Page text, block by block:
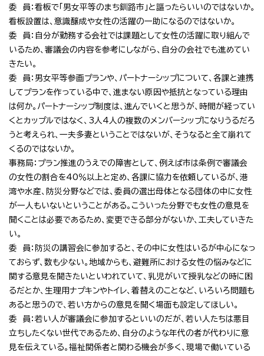
委 員：看板で「男女平等のまち釧路市」と謳ったらいいのではないか。
看板設置は、意識醸成や女性の活躍の一助になるのではないか。
委 員：自分が勤務する会社では課題として女性の活躍に取り組んで
いるため、審議会の内容を参考にしながら、自分の会社でも進めてい
きたい。
委 員：男女平等参画プランや、パートナーシップについて、各課と連携
してプランを作っている中で、進まない原因や抵抗となっている理由
は何か。パートナーシップ制度は、進んでいくと思うが、時間が経ってい
くとカップルではなく、3人4人の複数のメンバーシップになりうるだろ
うと考えられ、一夫多妻ということではないが、そうなると全て崩れて
くるのではないか。
事務局：プラン推進のうえでの障害として、例えば市は条例で審議会
の女性の割合を40％以上と定め、各課に協力を依頼しているが、港
湾や水産、防災分野などでは、委員の選出母体となる団体の中に女性
が一人もいないということがある。こういった分野でも女性の意見を
聞くことは必要であるため、変更できる部分がないか、工夫していきた
い。
委 員：防災の講習会に参加すると、その中に女性はいるが中心になっ
ておらず、数も少ない。地域からも、避難所における女性の悩みなどに
関する意見を聞きたいといわれていて、乳児がいて授乳などの時に困
るだとか、生理用ナプキンやトイレ、着替えのことなど、いろいろ問題も
あると思うので、若い方からの意見を聞く場面も設定してほしい。
委 員：若い人が審議会に参加するといいのだが、若い人たちは悪目
立ちしたくない世代であるため、自分のような年代の者が代わりに意
見を伝えている。福祉関係者と関わる機会が多く、現場で働いている